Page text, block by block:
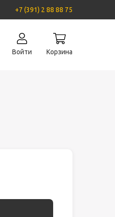
+7 (391) 2 88 88 75
Войти Корзина